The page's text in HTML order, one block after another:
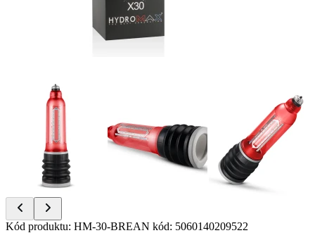
Item
Kód produktu: HM-30-BREAN kód: 5060140209522